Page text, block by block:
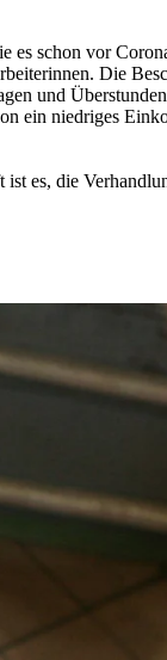
es schon vor
Die
und
ein niedriges
es, die